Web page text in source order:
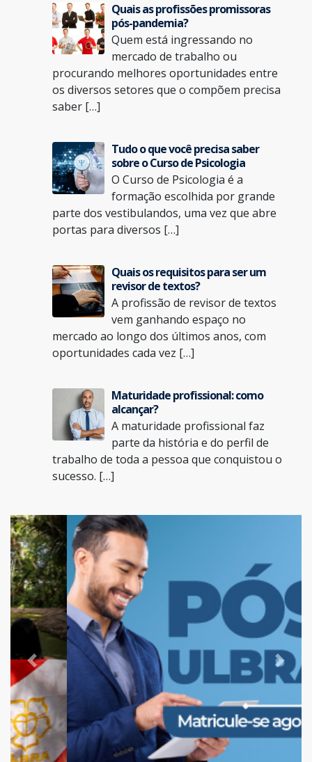
Quais as profissões promissoras
pós-pandemia?
Quem está ingressando no
mercado de trabalho ou
procurando melhores oportunidades entre
os diversos setores que o compõem precisa
saber […]
Tudo o que você precisa saber
sobre o Curso de Psicologia
O Curso de Psicologia é a
formação escolhida por grande
parte dos vestibulandos, uma vez que abre
portas para diversos […]
Quais os requisitos para ser um
revisor de textos?
A profissão de revisor de textos
vem ganhando espaço no
mercado ao longo dos últimos anos, com
oportunidades cada vez […]
Maturidade profissional: como
alcançar?
A maturidade profissional faz
parte da história e do perfil de
trabalho de toda a pessoa que conquistou o
sucesso. […]
Previous Next